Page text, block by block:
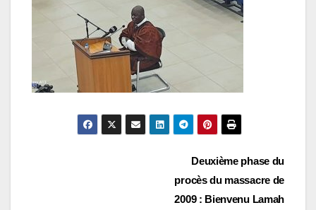
Deuxième phase du
procès du massacre de
2009 : Bienvenu Lamah